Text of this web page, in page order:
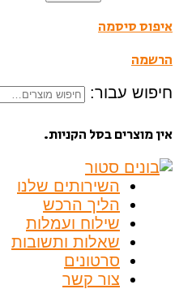
איפוס סיסמה
הרשמה
חיפוש עבור:
אין מוצרים בסל הקניות.
השירותים שלנו
הליך הרכש
שילוח ועמלות
שאלות ותשובות
סרטונים
צור קשר